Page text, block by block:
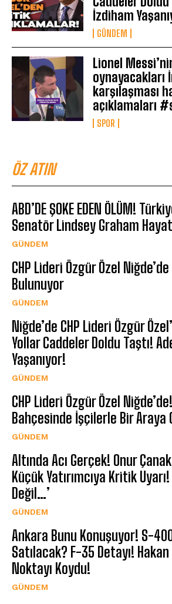
İzdiham
GÜNDEM
Lionel
oynayacakları
karşılaşması
açıklamaları
SPOR
ÖZ ATIN
ABD’DE ŞOKE EDEN ÖLÜM!
Senatör Lindsey Graham
GÜNDEM
CHP Lideri Özgür Özel
Bulunuyor
GÜNDEM
Niğde’de CHP Lideri Özgür
Yollar Caddeler Doldu Taştı!
Yaşanıyor!
GÜNDEM
CHP Lideri Özgür Özel
Bahçesinde İşçilerle Bir Araya
GÜNDEM
Altında Acı Gerçek! Onur
Küçük Yatırımcıya Kritik Uyarı!
Değil…’
GÜNDEM
Ankara Bunu Konuşuyor! S-
Satılacak? F-35 Detayı!
Noktayı Koydu!
GÜNDEM